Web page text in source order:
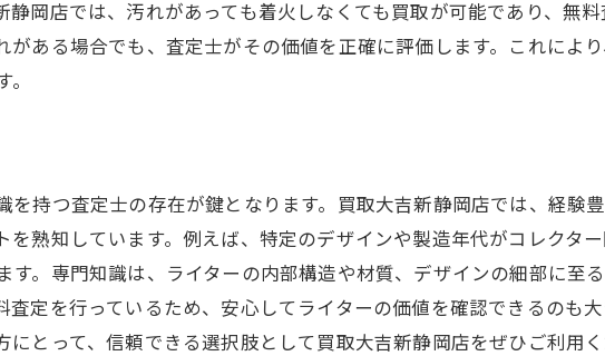
績例を紹介
選ばれる理由
ライターを売るなら買取大吉新静岡店の無料査定で安心
でも安心できる理由
める第一歩
証明する安心感
岡店では、汚れがあっても着火しなくても買取が可能であり、無
ある場合でも、査定士がその価値を正確に評価します。これによ
持つ査定士の存在が鍵となります。買取大吉新静岡店では、経験
熟知しています。例えば、特定のデザインや製造年代がコレクタ
。専門知識は、ライターの内部構造や材質、デザインの細部に至
定を行っているため、安心してライターの価値を確認できるのも
とって、信頼できる選択肢として買取大吉新静岡店をぜひご利用く